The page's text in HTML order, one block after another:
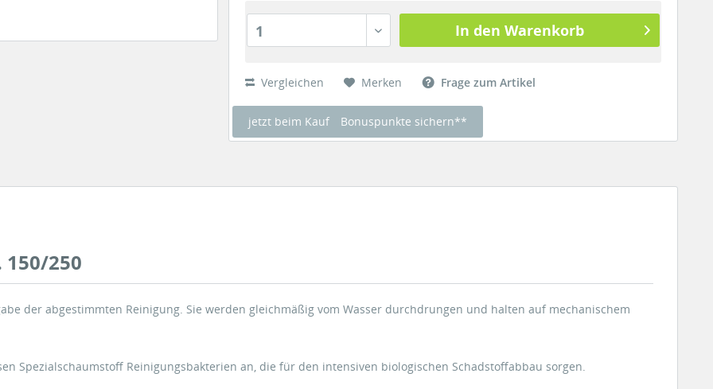
1 In den Warenkorb
Vergleichen Merken Frage zum Artikel
jetzt beim Kauf Bonuspunkte sichern**
250
der abgestimmten Reinigung. Sie werden gleichmäßig vom Wasser durchdrungen und halten auf mechanischem
Spezialschaumstoff Reinigungsbakterien an, die für den intensiven biologischen Schadstoffabbau sorgen.